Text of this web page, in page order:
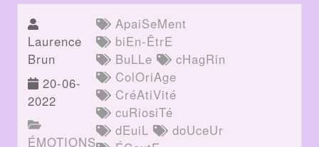
Laurence
Brun
20-06-
2022
ÉMOTIONS
ApaiSeMent
biEn-ÊtrE
BuLLe
cHagRin
ColOriAge
CréAtiVité
cuRiosiTé
dEuiL
doUceUr